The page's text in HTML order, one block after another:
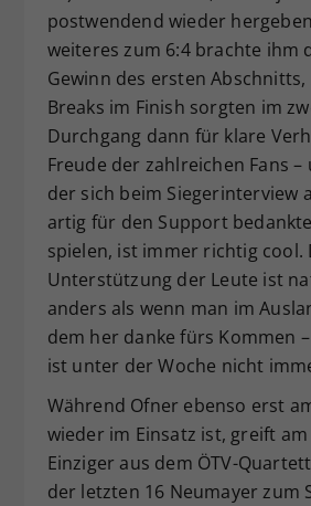
postwendend wieder
weiteres zum 6:4 brachte ihm
Gewinn des ersten
Breaks im Finish sorgten im
Durchgang dann für klare
Freude der zahlreichen Fans
der sich beim Siegerinterview
artig für den Support
spielen, ist immer richtig cool.
Unterstützung der Leute ist
anders als wenn man im
dem her danke fürs Kommen
ist unter der Woche nicht
Während Ofner ebenso erst
wieder im Einsatz ist, greift
Einziger aus dem ÖTV-
der letzten 16 Neumayer zum